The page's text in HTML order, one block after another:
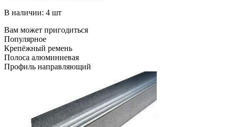
В наличии: 4 шт
Вам может пригодиться
Популярное
Крепёжный ремень
Полоса алюминиевая
Профиль направляющий